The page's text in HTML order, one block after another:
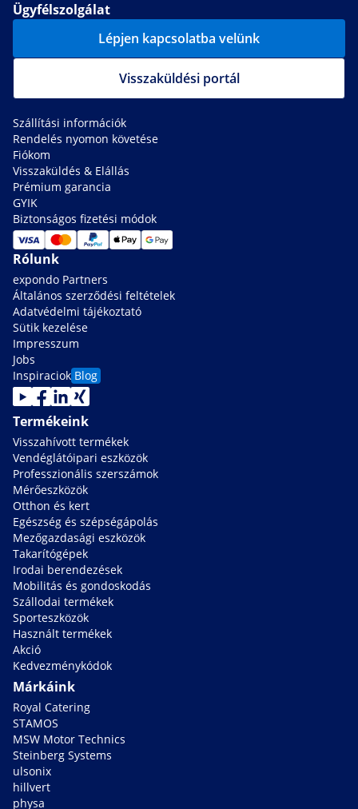
Ügyfélszolgálat
Lépjen kapcsolatba velünk
Visszaküldési portál
Szállítási információk
Rendelés nyomon követése
Fiókom
Visszaküldés & Elállás
Prémium garancia
GYIK
Biztonságos fizetési módok
Rólunk
expondo Partners
Általános szerződési feltételek
Adatvédelmi tájékoztató
Sütik kezelése
Impresszum
Jobs
Inspiraciok Blog
Termékeink
Visszahívott termékek
Vendéglátóipari eszközök
Professzionális szerszámok
Mérőeszközök
Otthon és kert
Egészség és szépségápolás
Mezőgazdasági eszközök
Takarítógépek
Irodai berendezések
Mobilitás és gondoskodás
Szállodai termékek
Sporteszközök
Használt termékek
Akció
Kedvezménykódok
Márkáink
Royal Catering
STAMOS
MSW Motor Technics
Steinberg Systems
ulsonix
hillvert
physa